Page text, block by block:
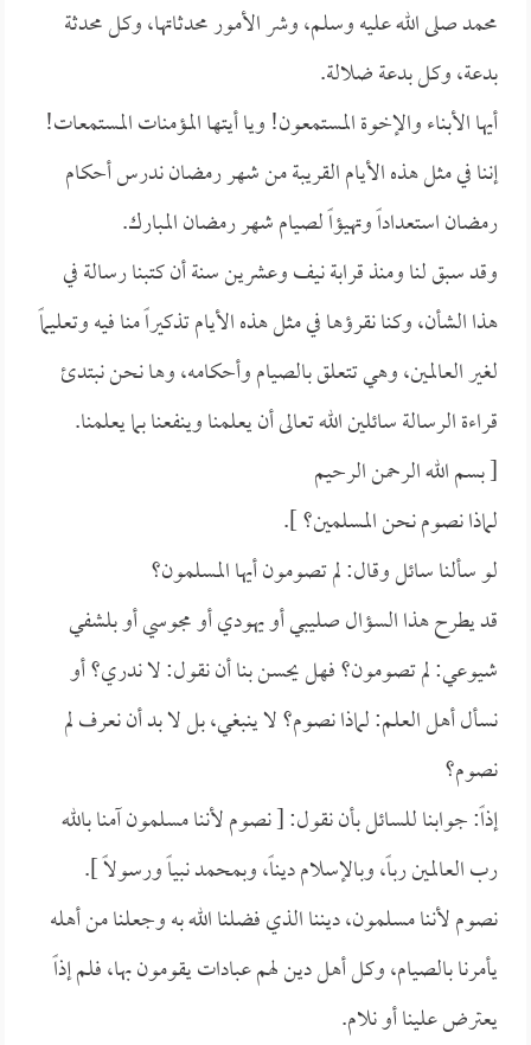
محمد صلى الله عليه وسلم، وشر الأمور محدثاتها، وكل محدثة
بدعة، وكل بدعة ضلالة.
أيها الأبناء والإخوة المستمعون! ويا أيتها المؤمنات المستمعات!
إننا في مثل هذه الأيام القريبة من شهر رمضان ندرس أحكام
رمضان استعداداً وتهيؤاً لصيام شهر رمضان المبارك.
وقد سبق لنا ومنذ قرابة نيف وعشرين سنة أن كتبنا رسالة في
هذا الشأن، وكنا نقرؤها في مثل هذه الأيام تذكيراً منا فيه وتعليماً
لغير العالمين، وهي تتعلق بالصيام وأحكامه، وها نحن نبتدئ
قراءة الرسالة سائلين الله تعالى أن يعلمنا وينفعنا بما يعلمنا.
[ بسم الله الرحمن الرحيم
لماذا نصوم نحن المسلمين؟ ].
لو سألنا سائل وقال: لم تصومون أيها المسلمون؟
قد يطرح هذا السؤال صليبي أو يهودي أو مجوسي أو بلشفي
شيوعي: لم تصومون؟ فهل يحسن بنا أن نقول: لا ندري؟ أو
نسأل أهل العلم: لماذا نصوم؟ لا ينبغي، بل لا بد أن نعرف لم
نصوم؟
إذاً: جوابنا للسائل بأن نقول: [ نصوم لأننا مسلمون آمنا بالله
رب العالمين رباً، وبالإسلام ديناً، وبمحمد نبياً ورسولاً ].
نصوم لأننا مسلمون، ديننا الذي فضلنا الله به وجعلنا من أهله
يأمرنا بالصيام، وكل أهل دين لهم عبادات يقومون بها، فلم إذاً
يعترض علينا أو نلام.